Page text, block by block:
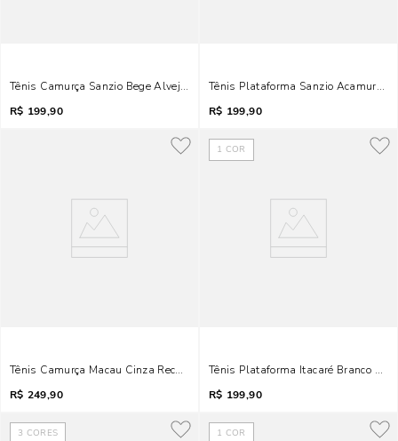
Tênis Camurça Sanzio Bege Alvejado
R$ 199,90
Tênis Plataforma Sanzio
R$ 199,90
Tênis Camurça Macau Cinza Recorte Metalizado
R$ 249,90
1 COR
Tênis Plataforma Itacaré Branco E
R$ 199,90
3 CORES 1 COR